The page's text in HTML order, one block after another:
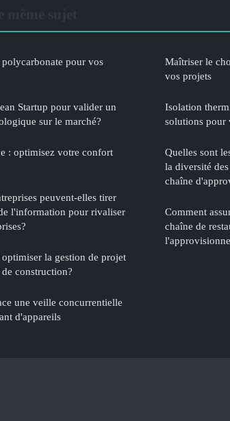
pour vos
Startup pour valider un
sur le marché?
: optimisez votre confort
peuvent-elles tirer
l'information pour rivaliser
la gestion de projet
construction?
une veille concurrentielle
d'appareils
Maîtriser le
vos projets
Isolation
solutions pour
Quelles sont
la diversité
chaîne
Comment
chaîne de